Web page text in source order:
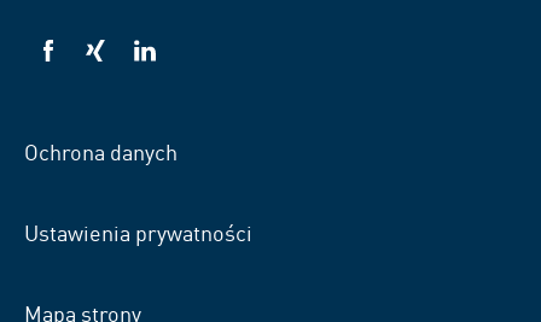
VSB
VSB
VSB
Ochrona danych
Ustawienia prywatności
Mapa strony